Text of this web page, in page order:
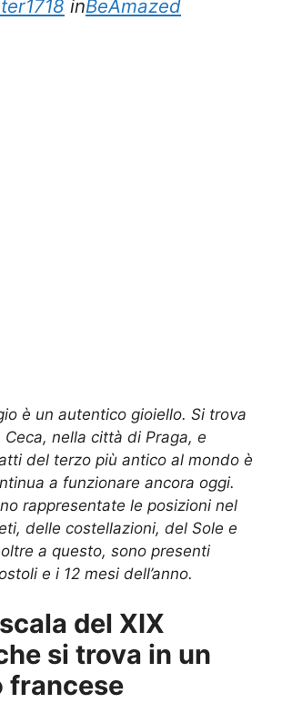
inBeAmazed
è un autentico gioiello. Si trova
Ceca, nella città di Praga, e
del terzo più antico al mondo è
a funzionare ancora oggi.
rappresentate le posizioni nel
delle costellazioni, del Sole e
a questo, sono presenti
e i 12 mesi dell’anno.
del XIX
si trova in un
francese